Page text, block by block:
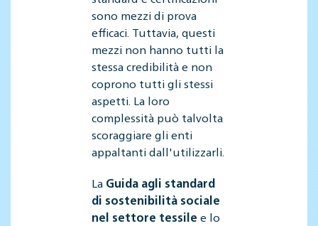
sono mezzi di prova
efficaci. Tuttavia, questi
mezzi non hanno tutti la
stessa credibilità e non
coprono tutti gli stessi
aspetti. La loro
complessità può talvolta
scoraggiare gli enti
appaltanti dall'utilizzarli.
La Guida agli standard
di sostenibilità sociale
nel settore tessile e lo